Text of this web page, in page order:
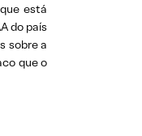
está
do país
sobre a
que o